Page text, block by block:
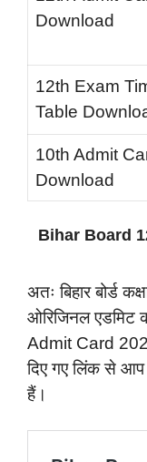
Download
12th Exam
Table
10th Admit
Download
Bihar Board
अतः बिहार बोर्ड
ओरिजिनल एडमिट
Admit Card
दिए गए लिंक से
हैं।